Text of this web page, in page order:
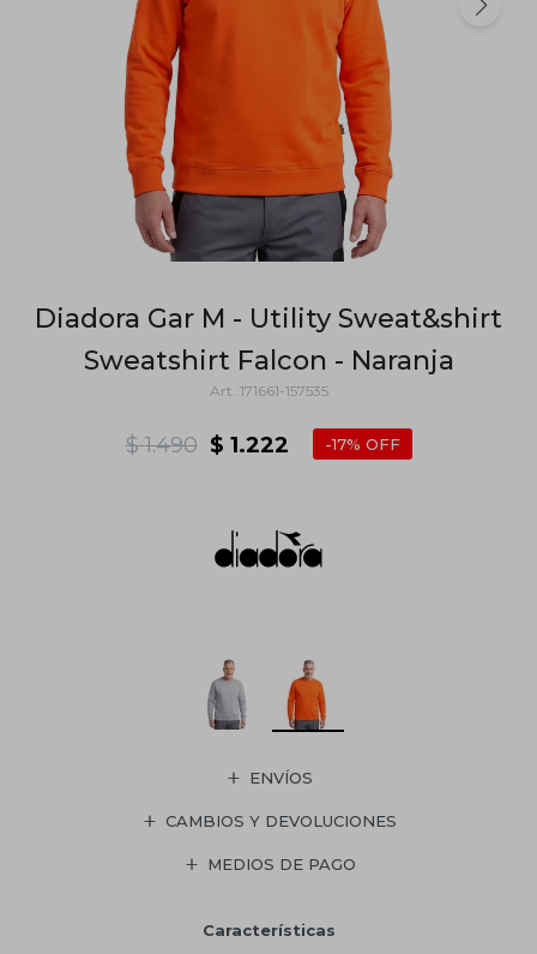
Diadora Gar M - Utility Sweat&shirt
Sweatshirt Falcon - Naranja
171661-157535
$ 1.222
$ 1.490 17
ENVÍOS
CAMBIOS Y DEVOLUCIONES
MEDIOS DE PAGO
Características